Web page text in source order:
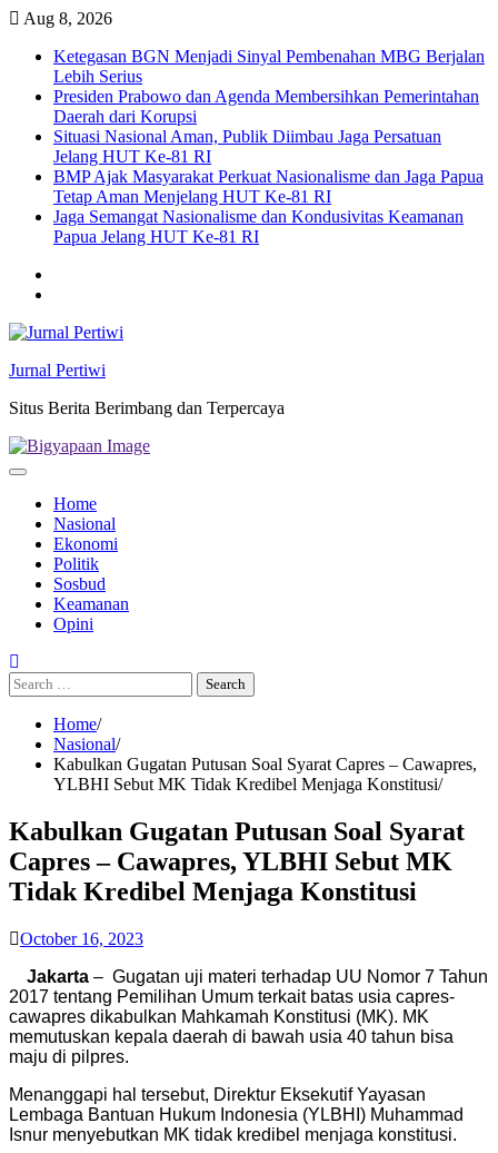
Skip
content
Aug 8, 2026
Ketegasan BGN Menjadi Sinyal Pembenahan MBG Berjalan
Lebih Serius
Presiden Prabowo dan Agenda Membersihkan Pemerintahan
Daerah dari Korupsi
Situasi Nasional Aman, Publik Diimbau Jaga Persatuan
Jelang HUT Ke-81 RI
BMP Ajak Masyarakat Perkuat Nasionalisme dan Jaga Papua
Tetap Aman Menjelang HUT Ke-81 RI
Jaga Semangat Nasionalisme dan Kondusivitas Keamanan
Papua Jelang HUT Ke-81 RI
Jurnal Pertiwi
Situs Berita Berimbang dan Terpercaya
Home
Nasional
Ekonomi
Politik
Sosbud
Keamanan
Opini
Search
for:
Home
Nasional
Kabulkan Gugatan Putusan Soal Syarat Capres – Cawapres,
YLBHI Sebut MK Tidak Kredibel Menjaga Konstitusi
Kabulkan Gugatan Putusan Soal Syarat
Capres – Cawapres, YLBHI Sebut MK
Tidak Kredibel Menjaga Konstitusi
October 16, 2023
Jakarta – Gugatan uji materi terhadap UU Nomor 7 Tahun
2017 tentang Pemilihan Umum terkait batas usia capres-
cawapres dikabulkan Mahkamah Konstitusi (MK). MK
memutuskan kepala daerah di bawah usia 40 tahun bisa
maju di pilpres.
Menanggapi hal tersebut, Direktur Eksekutif Yayasan
Lembaga Bantuan Hukum Indonesia (YLBHI) Muhammad
Isnur menyebutkan MK tidak kredibel menjaga konstitusi.